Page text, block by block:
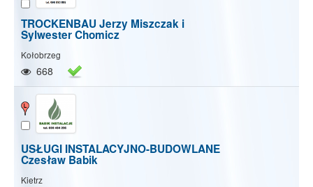
TROCKENBAU Jerzy Miszczak i
Sylwester Chomicz
Kołobrzeg
668
USŁUGI INSTALACYJNO-BUDOWLANE
Czesław Babik
Kietrz